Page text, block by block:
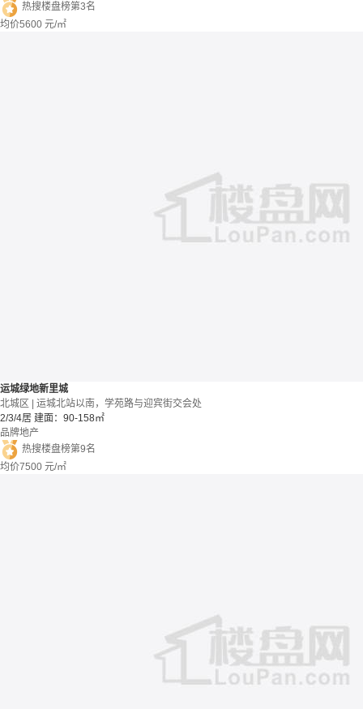
热搜楼盘榜第3名
均价5600 元/㎡
运城绿地新里城
北城区 | 运城北站以南，学苑路与迎宾街交会处
2/3/4居 建面：90-158㎡
品牌地产
热搜楼盘榜第9名
均价7500 元/㎡